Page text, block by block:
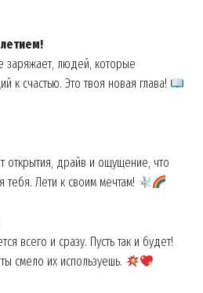
заряжает, людей, которые
к счастью. Это твоя новая глава!
открытия, драйв и ощущение, что
Лети к своим мечтам!
всего и сразу. Пусть так и будет!
смело их используешь.